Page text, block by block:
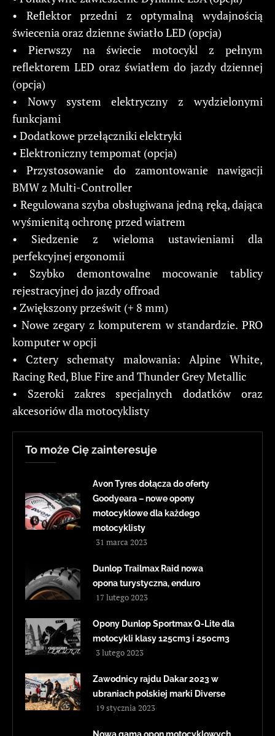
• Reflektor przedni z optymalną wydajnością
świecenia oraz dzienne światło LED (opcja)
• Pierwszy na świecie motocykl z pełnym
reflektorem LED oraz światłem do jazdy dziennej
(opcja)
• Nowy system elektryczny z wydzielonymi
funkcjami
• Dodatkowe przełączniki elektryki
• Elektroniczny tempomat (opcja)
• Przystosowanie do zamontowanie nawigacji
BMW z Multi-Controller
• Regulowana szyba obsługiwana jedną ręką, dająca
wyśmienitą ochronę przed wiatrem
• Siedzenie z wieloma ustawieniami dla
perfekcyjnej ergonomii
• Szybko demontowalne mocowanie tablicy
rejestracyjnej do jazdy offroad
• Zwiększony prześwit (+ 8 mm)
• Nowe zegary z komputerem w standardzie. PRO
komputer w opcji
• Cztery schematy malowania: Alpine White,
Racing Red, Blue Fire and Thunder Grey Metallic
• Szeroki zakres specjalnych dodatków oraz
akcesoriów dla motocyklisty
To może Cię zainteresuje
Avon Tyres dołącza do oferty
Goodyeara – nowe opony
motocyklowe dla każdego
motocyklisty
31 marca 2023
Dunlop Trailmax Raid nowa
opona turystyczna, enduro
17 lutego 2023
Opony Dunlop Sportmax Q-Lite dla
motocykli klasy 125cm3 i 250cm3
3 lutego 2023
Zawodnicy rajdu Dakar 2023 w
ubraniach polskiej marki Diverse
19 stycznia 2023